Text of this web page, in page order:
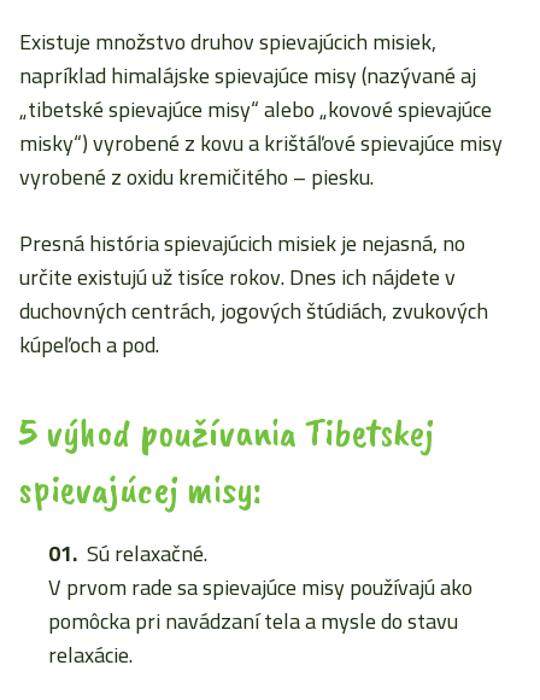
Existuje množstvo druhov spievajúcich misiek,
napríklad himalájske spievajúce misy (nazývané aj
„tibetské spievajúce misy“ alebo „kovové spievajúce
misky“) vyrobené z kovu a krištáľové spievajúce misy
vyrobené z oxidu kremičitého – piesku.
Presná história spievajúcich misiek je nejasná, no
určite existujú už tisíce rokov. Dnes ich nájdete v
duchovných centrách, jogových štúdiách, zvukových
kúpeľoch a pod.
5 výhod používania Tibetskej
spievajúcej misy:
Sú relaxačné.
V prvom rade sa spievajúce misy používajú ako
pomôcka pri navádzaní tela a mysle do stavu
relaxácie.